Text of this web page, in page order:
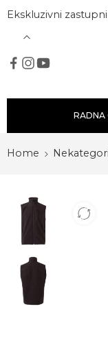
Ekskluzivni
RADNA
Home